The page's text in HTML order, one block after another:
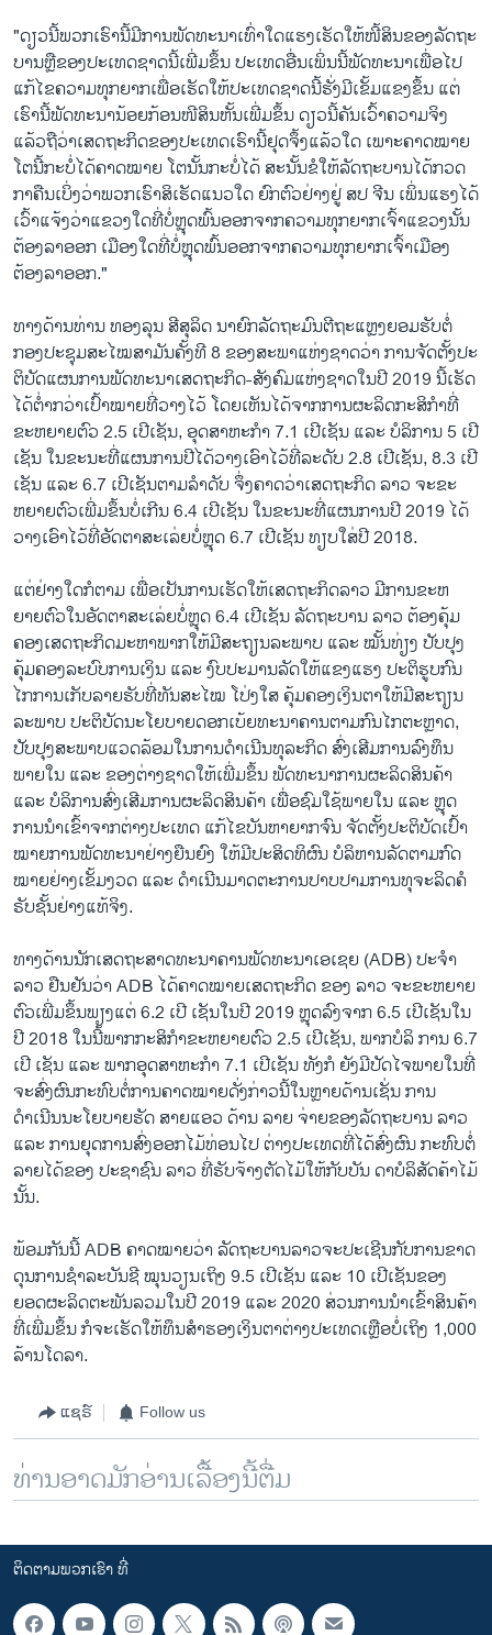
"ດຽວນີ້​ພວກ​ເຮົາ​ນີ້​ມີ​ການ​ພັດ​ທະ​ນາ​ເທົ່າ​ໃດ​ແຮງ​ເຮັດ​ໃຫ້​ໜີ້​ສິນ​ຂອງ​ລັດ​ຖະ​
ບານຫຼື​ຂອງ​ປະ​ເທດ​ຊາດນີ້​ເພີ່ມ​ຂຶ້ນ ປະ​ເທດ​ອື່ນ​ເພິ່ນນີ້​ພັດ​ທະ​ນາ​ເພື່ອ​ໄປ​
ແກ້​ໄຂ​ຄວາມ​ທຸກ​ຍາກ​ເພື່ອ​ເຮັດ​ໃຫ້​ປະ​ເທດ​ຊາດນີ້​ຮັ່ງ​ມີ​ເຂັ້ມ​ແຂງ​ຂຶ້ນ ແຕ່​
ເຮົາ​ນີ້​ພັດ​ທະ​ນາ​ນ້ອຍ​ກ້ອນ​ໜີ​ສິນ​ຫັ້ນ​ເພີ່ມ​ຂຶ້ນ ດຽວນີ້​ຄັນ​ເວົ້າ​ຄວາມ​ຈິງ​
ແລ້ວ​ຖື​ວ່າ​ເສດ​ຖະ​ກິດ​ຂອງ​ປະ​ເທດ​ເຮົາ​ນີ້​ຢຸດ​ຈຶ້ງ​ແລ້ວ​ໃດ ເພາະຄາດ​ໝາຍ​
ໂຕນີ້​ກະ​ບໍ່​ໄດ້​ຄາດ​ໝາຍ ໂຕ​ນັ້ນ​ກະ​ບໍ່​ໄດ້ ສະ​ນັ້ນ​ຂໍ​ໃຫ້​ລັດ​ຖະ​ບານ​ໄດ້​ກວດ​
ກາ​ຄືນ​ເບິ່ງວ່າ​ພວກ​ເຮົາ​ສິ​ເຮັດ​ແນວ​ໃດ ຍົກ​ຕົວ​ຢ່າງ​ຢູ່ ສ​ປ ຈີນ ເພິ່ນ​ແຮງ​ໄດ້​
ເວົ້າ​ແຈ້ງວ່າ​ແຂວງ​ໃດ​ທີ່ບໍ່​ຫຼຸດ​ພົ້ນ​ອອກ​ຈາກ​ຄວາມ​ທຸກ​ຍາກ​ເຈົ້າ​ແຂວງ​ນັ້ນ​
ຕ້ອງ​ລາ​ອອກ ເມືອງ​ໃດ​ທີ່ບໍ່ຫຼຸດ​ພົ້ນ​ອອກ​ຈາກ​ຄວາມ​ທຸກ​ຍາກ​ເຈົ້າ​ເມືອງ​
ຕ້ອງ​ລາ​ອອກ."
ທາງ​ດ້ານ​ທ່ານ ທອງ​ລຸນ ສີ​ສຸ​ລິດ ນາ​ຍົກ​ລັດ​ຖະ​ມົນ​ຕີ​ຖະ​ແຫຼງຍອມ​ຮັບ​ຕໍ່​
ກອງ​ປະ​ຊຸມ​ສະ​ໄໝ​ສາ​ມັນ​ຄັ້ງ​ທີ 8 ຂອງ​ສະ​ພາ​ແຫ່ງ​ຊາດ​ວ່າ ການ​ຈັດ​ຕັ້ງ​ປະ​
ຕິ​ບັດ​ແຜນ​ການ​ພັດ​ທະ​ນາ​ເສດ​ຖະ​ກິດ-ສັງ​ຄົມ​ແຫ່ງ​ຊາດ​ໃນ​ປີ 2019 ນີ້​ເຮັດ​
ໄດ້​ຕ່ຳ​ກວ່າ​ເປົ້າ​ໝາຍ​ທີ່​ວາງ​ໄວ້ ໂດຍ​ເຫັນ​ໄດ້​ຈາກ​ການ​ຜະ​ລິດ​ກະ​ສິ​ກຳ​ທີ່​
ຂະ​ຫຍາຍ​ຕົວ 2.5 ເປີ​ເຊັນ, ອຸດ​ສາ​ຫະ​ກຳ 7.1 ເປີ​ເຊັນ ແລະ ​ບໍ​ລິ​ການ 5 ເປີ​
ເຊັນ ໃນ​ຂະ​ນະ​ທີ່​ແຜນ​ການ​ປີ​ໄດ້​ວາງ​ເອົາ​ໄວ້​ທີ່​ລະ​ດັບ 2.8 ເປີ​ເຊັນ, 8.3 ເປີ​
ເຊັນ ແລະ 6.7 ເປີ​ເຊັນ​ຕາມ​ລຳ​ດັບ ຈຶ່ງ​ຄາດ​ວ່າ​ເສດ​ຖະ​ກິດ​ ລາວ ຈະ​ຂະ​
ຫຍາ​ຍ​ຕົວ​ເພີ່ມ​ຂຶ້ນບໍ່​ເກີນ 6.4 ເປີ​ເຊັນ ໃນ​ຂະ​ນະ​ທີ່​ແຜນ​ການ​ປີ 2019 ໄດ້​
ວາງ​ເອົາ​ໄວ້​ທີ່​ອັດ​ຕາ​ສະ​ເລ່ຍບໍ່​ຫຼຸດ 6.7 ເປີ​ເຊັນ ທຽບ​ໃສ່​ປີ 2018.
ແຕ່​ຢ່າງ​ໃດ​ກໍ​ຕາມ ເພື່ອ​ເປັນ​ການ​ເຮັດ​ໃຫ້​ເສດ​ຖະ​ກິດລາວ ມີ​ການ​ຂະ​ຫ
ຍາຍ​ຕົວ​ໃນ​ອັດ​ຕາ​ສະ​ເລ່ຍບໍ່ຫຼຸດ 6.4 ເປີ​ເຊັນ ລັດ​ຖະ​ບານ ລາວ ຕ້ອງ​ຄຸ້ມ​
ຄອງ​ເສດ​ຖະ​ກິດມະ​ຫາ​ພາກ​ໃຫ້​ມີ​ສະ​ຖຽນ​ລະ​ພາບ ແລະ ໝັ້ນ​ທ່ຽງ ປັ​ບ​ປຸງ​
ຄຸ້ມ​ຄອງ​ລະ​ບົບ​ການ​ເງິນ ແລະ ງົບ​ປະ​ມານ​ລັດ​ໃຫ້​ແຂງ​ແຮງ ປະ​ຕິ​ຮູບ​ກົນ​
ໄກ​ການ​ເກັບ​ລາຍ​ຮັບ​ທີ່​ທັນ​ສະ​ໄໝ ໂປ່ງ​ໃສ ຄຸ້ມ​ຄອງ​ເງິນ​ຕາ​ໃຫ້​ມີ​ສະ​ຖຽນ​
ລະ​ພາບ ປະ​ຕິ​ບັດ​ນະ​ໂຍ​ບາຍດອກ​ເບ້ຍທະ​ນາ​ຄານ​ຕາມ​ກົນ​ໄກ​ຕະຫຼາດ,
ປັບ​ປຸງ​ສະ​ພາບ​ແວດ​ລ້ອມ​ໃນ​ການ​ດຳ​ເນີນ​ທຸ​ລະ​ກິດ ສົ່ງ​ເສີມ​ການ​ລົງ​ທຶນ​
ພາຍ​ໃນ ແລະ ຂອງ​ຕ່າງ​ຊາດ​ໃຫ້​ເພີ່ມ​ຂຶ້ນ ພັດ​ທະ​ນາ​ການ​ຜະ​ລິດ​ສິນ​ຄ້າ
ແລະ ບໍ​ລິ​ການ​ສົ່ງ​ເສີມ​ການ​ຜະ​ລິດ​ສິນ​ຄ້າ ເພື່ອ​ຊົມ​ໃຊ້​ພາຍ​ໃນ ແລະ ຫຼຸ​ດ​
ການ​ນຳ​ເຂົ້າ​ຈາກ​ຕ່າງ​ປະ​ເທດ ແກ້​ໄຂ​ບັນ​ຫາ​ຍາກ​ຈົນ​ ຈັດ​ຕັ້ງ​ປະ​ຕິ​ບັດ​ເປົ້າ​
ໝາຍ​ການ​ພັດ​ທະ​ນາ​ຢ່າງ​ຍືນ​ຍົງ ໃຫ້​ມີ​ປະ​ສິດ​ທິ​ຜົນ ບໍ​ລິ​ຫານ​ລັດ​ຕາມ​ກົດ​
ໝາຍ​ຢ່າງ​ເຂັ້ມ​ງວດ ແລະ ດຳ​ເນີນ​ມາດ​ຕະ​ການ​ປາ​ບ​ປາມ​ການ​ທຸ​ຈະ​ລິດ​ຄໍ​
ຣັບ​ຊັ້ນ​ຢ່າງ​ແທ້​ຈິງ.
​ທາງ​ດ້ານ​ນັກ​ເສດ​ຖະ​ສາດທະນາຄານພັດທະນາເອເຊຍ (ADB) ປະຈຳ
ລາວ ​ຢື​ນ​ຢັນວ່າ ADB ໄດ້ຄາດໝາຍເສດຖະກິດ ​ຂອງ ລາວ ຈະຂະຫຍາຍ
ຕົວເພີ່ມຂຶ້ນພຽງແຕ່ 6.2 ເປີ ເຊັນໃນ​ປີ 2019 ຫຼຸດລົງຈາກ 6.5 ເປີເຊັນໃນ
ປີ 2018 ໃນນີ້ພາກກະສິກຳຂະຫຍາຍຕົວ 2.5 ເປີເຊັນ, ພາກບໍລິ ການ 6.7
ເປີ ເຊັນ ແລະ ພາກອຸດສາຫະກຳ 7.1 ເປີເຊັນ ທັງກໍ ຍັງມີປັດໄຈພາຍໃນທີ່
ຈະສົ່ງຜົນກະທົບຕໍ່ການຄາດໝາຍດັ່ງກ່າວນີ້ໃນຫຼາຍດ້ານເຊັ່ນ ການ
ດຳເນີນນະໂຍບາຍຮັດ ສາຍແອວ ດ້ານ ລາຍ ຈ່າຍຂອງລັດຖະບານ ລາວ
ແລະ ການຍຸດການສົ່ງອອກໄມ້ທ່ອນໄປ ຕ່າງປະເທດທີ່ໄດ້ສົ່ງຜົນ ກະທົບຕໍ່
ລາຍໄດ້ຂອງ ປະຊາຊົນ ລາວ ທີ່ຮັບຈ້າງຕັດໄມ້ໃຫ້ກັບບັນ ດາບໍລິສັດຄ້າໄມ້
ນັ້ນ.
ພ້ອມ​ກັນ​ນີ້ ADB ຄາດ​ໝາຍ​ວ່າ​ ລັດ​ຖະ​ບ​ານລາວ​ຈະປະເຊີນ​ກັບ​ການ​ຂາດ​
ດຸນ​ການ​ຊຳ​ລະ​ບັນ​ຊີ​ ໝຸນ​ວຽນ​ເຖິງ 9.5 ເປີ​ເຊັນ ແລະ 10 ເປີ​ເຊັນ​ຂອງ
ຍອດ​ຜະ​ລິດ​ຕະ​ພັນ​ລວມໃນ​ປີ 2019 ແລະ 2020 ສ່ວນ​ການ​ນຳ​ເຂົ້າ​ສິນ​ຄ້າ​
ທີ່​ເພີ່ມ​ຂຶ້ນ​ ກໍ​ຈະ​ເຮັດ​ໃຫ້​ທຶນ​ສຳ​ຮອງ​ເງິນ​ຕາ​ຕ່າງ​ປະ​ເທດ​ເຫຼືອບໍ່​ເຖິງ 1,000
ລ້ານ​ໂດ​ລາ.
ແຊຣ໌ Follow us
ທ່ານອາດມັກອ່ານເລື້ອງນີ້ຕື່ມ
ຕິດຕາມພວກເຮົາ ທີ່